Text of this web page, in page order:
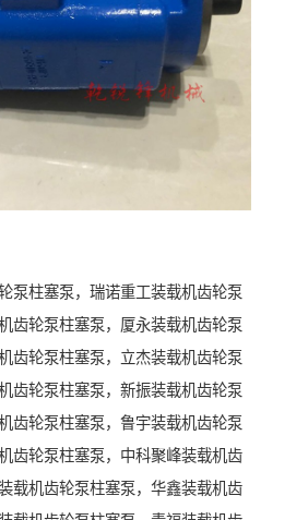
泵柱塞泵，瑞诺重工装载机齿轮泵
齿轮泵柱塞泵，厦永装载机齿轮泵
齿轮泵柱塞泵，立杰装载机齿轮泵
齿轮泵柱塞泵，新振装载机齿轮泵
齿轮泵柱塞泵，鲁宇装载机齿轮泵
齿轮泵柱塞泵，中科聚峰装载机齿
载机齿轮泵柱塞泵，华鑫装载机齿